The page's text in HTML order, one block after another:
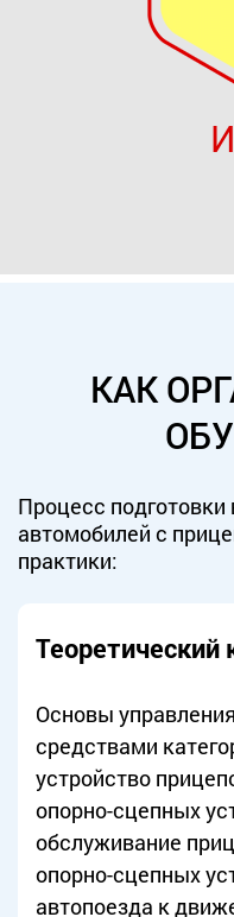
КАК
Процесс подготовки
автомобилей с
практики:
Теоретический
Основы
средствами
устройство
опорно-сцепных
обслуживание
опорно-сцепных
автопоезда к